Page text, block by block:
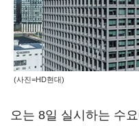
(사진=HD현대)
오는 8일 실시하는 수